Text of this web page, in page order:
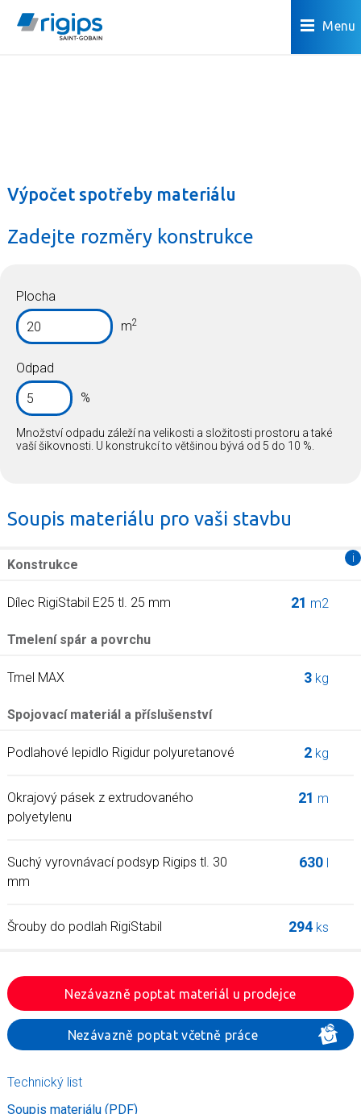
Menu
Výpočet spotřeby materiálu
Zadejte rozměry konstrukce
Plocha
m2
Odpad
%
Množství odpadu záleží na velikosti a složitosti prostoru a také
vaší šikovnosti. U konstrukcí to většinou bývá od 5 do 10 %.
Soupis materiálu pro vaši stavbu
i
Konstrukce
Dílec RigiStabil E25 tl. 25 mm 21 m2
Tmelení spár a povrchu
Tmel MAX 3kg
Spojovací materiál a příslušenství
Podlahové lepidlo Rigidur polyuretanové 2kg
Okrajový pásek z extrudovaného
polyetylenu
21 m
Suchý vyrovnávací podsyp Rigips tl. 30
mm
630l
Šrouby do podlah RigiStabil 294ks
Nezávazně poptat materiál u prodejce
Nezávazně poptat včetně práce
Technický list
Soupis materiálu (PDF)